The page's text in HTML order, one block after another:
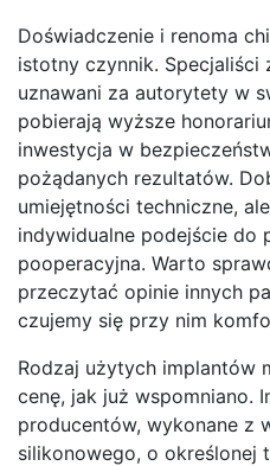
Doświadczenie i renoma
istotny czynnik. Specjaliści
uznawani za autorytety w
pobierają wyższe
inwestycja w
pożądanych rezultatów.
umiejętności techniczne,
indywidualne podejście do
pooperacyjna. Warto
przeczytać opinie innych
czujemy się przy nim
Rodzaj użytych implantów
cenę, jak już wspomniano.
producentów, wykonane z
silikonowego, o określonej